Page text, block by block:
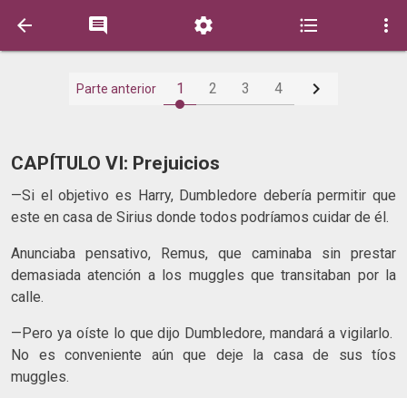
    
Parte anterior 1 2 3 4 
CAPÍTULO VI: Prejuicios
—Si el objetivo es Harry, Dumbledore debería permitir que
este en casa de Sirius donde todos podríamos cuidar de él.
Anunciaba pensativo, Remus, que caminaba sin prestar
demasiada atención a los muggles que transitaban por la
calle.
—Pero ya oíste lo que dijo Dumbledore, mandará a vigilarlo.
No es conveniente aún que deje la casa de sus tíos
muggles.